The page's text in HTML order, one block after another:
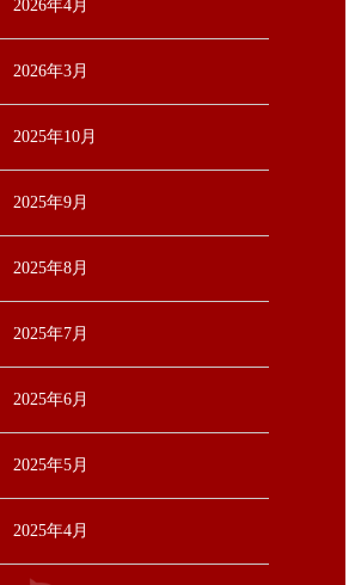
2026年4月
2026年3月
2025年10月
2025年9月
2025年8月
2025年7月
2025年6月
2025年5月
2025年4月